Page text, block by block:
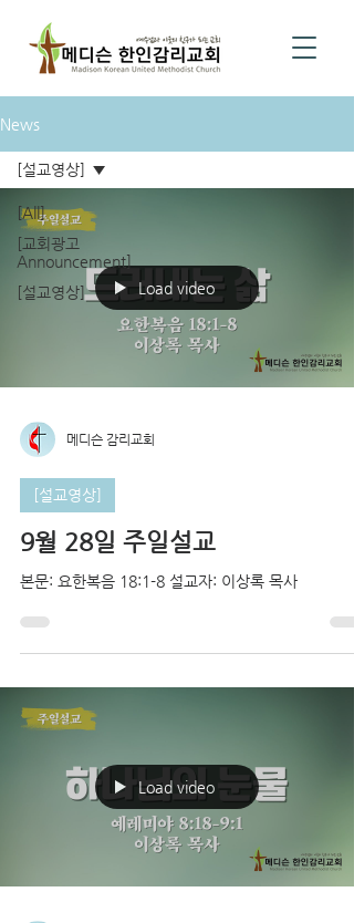
News
[All]
[교회광고
Announcement]
[설교영상]
[설교영상]
Load video
메디슨 감리교회
[설교영상]
9월 28일 주일설교
본문: 요한복음 18:1-8 설교자: 이상록 목사
Load video